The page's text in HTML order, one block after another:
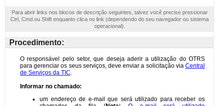
Para abrir links nos blocos de descrição seguintes, talvez você precise pressionar
Ctrl, Cmd ou Shift enquanto clica no link (dependendo do seu navegador ou sistema
operacional).
Procedimento: